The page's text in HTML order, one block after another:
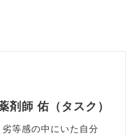
剤師 佑（タスク）
等感の中にいた自分